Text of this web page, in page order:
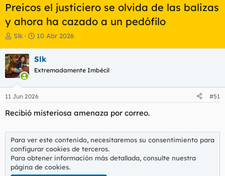
Preicos el justiciero se olvida de las balizas
y ahora ha cazado a un pedófilo
I
i
c
i
a
d
o
d
l
t
e
m
a
Slk
F
h
a
e
i
i
i
o
10 Abr 2026
Slk
Extremadamente Imbécil
11 Jun 2026 #51
Recibió misteriosa amenaza por correo.
Para ver este contenido, necesitaremos su consentimiento para
configurar cookies de terceros.
Para obtener información más detallada, consulte nuestra
página de cookies.